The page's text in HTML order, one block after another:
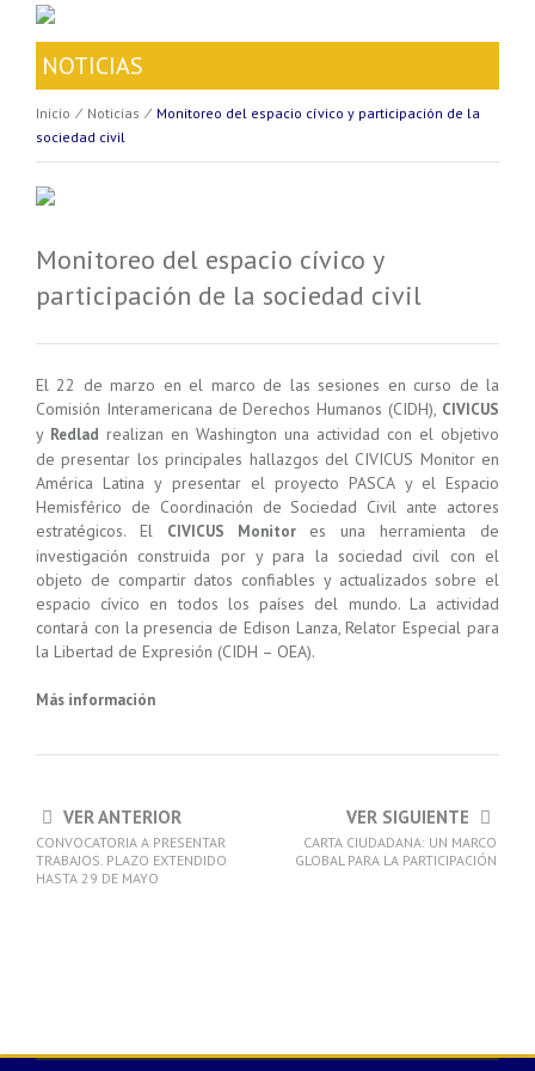
NOTICIAS
Inicio ⁄ Noticias ⁄ Monitoreo del espacio cívico y participación de la
sociedad civil
Monitoreo del espacio cívico y
participación de la sociedad civil
El 22 de marzo en el marco de las sesiones en curso de la
Comisión Interamericana de Derechos Humanos (CIDH), CIVICUS
y Redlad realizan en Washington una actividad con el objetivo
de presentar los principales hallazgos del CIVICUS Monitor en
América Latina y presentar el proyecto PASCA y el Espacio
Hemisférico de Coordinación de Sociedad Civil ante actores
estratégicos. El
CIVICUS Monitores una herramienta de
investigación construida por y para la sociedad civil con el
objeto de compartir datos confiables y actualizados sobre el
espacio cívico en todos los países del mundo. La actividad
contará con la presencia de Edison Lanza, Relator Especial para
la Libertad de Expresión (CIDH – OEA).
Más información
VER ANTERIOR
CONVOCATORIA A PRESENTAR
TRABAJOS. PLAZO EXTENDIDO
HASTA 29 DE MAYO
VER SIGUIENTE
CARTA CIUDADANA: UN MARCO
GLOBAL PARA LA PARTICIPACIÓN